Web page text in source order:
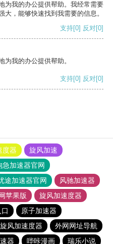
为我的办公提供帮助。我经常需要
，能够快速找到我需要的信息。
支持[0] 反对[0]
为我的办公提供帮助。
支持[0] 反对[0]
度器
旋风加速
急加速器官网
途加速器官网
风驰加速器
苹果版
旋风加速度器
原子加速器
旋风加速度器
外网网址导航
器 哔咔漫画 瑞乐小说